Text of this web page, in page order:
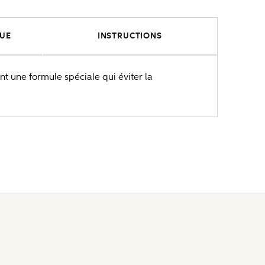
INSTRUCTIONS
une formule spéciale qui éviter la